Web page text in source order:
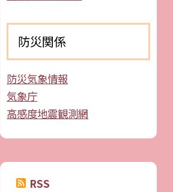
防災関係
防災気象情報
気象庁
高感度地震観測網
RSS